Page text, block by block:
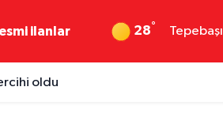
ilanlar 28° Tepebaşı